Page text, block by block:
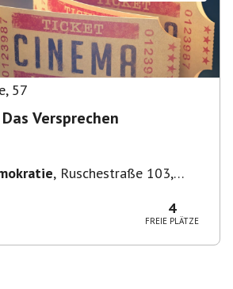
, 57
Versprechen
, Ruschestraße 103,
4
FREIE PLÄTZE